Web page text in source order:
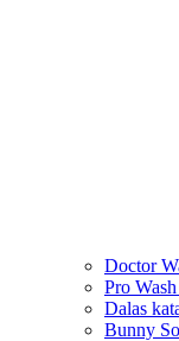
Doctor
Pro
Dalas
Bunny